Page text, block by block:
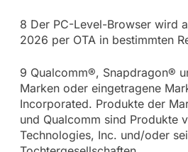
8 Der PC-Level-Browser wird
2026 per OTA in bestimmten
9 Qualcomm®, Snapdragon®
Marken oder eingetragene
Incorporated. Produkte der
und Qualcomm sind Produkte
Technologies, Inc. und/oder